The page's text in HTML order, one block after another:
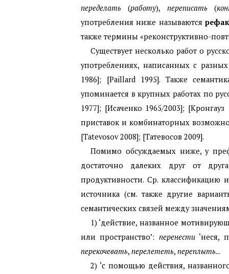
переделать(работу), переписать(
употребления ниже называются
также термины «реконструктивно-
Существует несколько работ о
употреблениях, написанных с
1986]; [Paillard 1995]. Также
упоминается в крупных работах по
1977]; [Исаченко 1965/2003];
приставок и комбинаторных
[Tatevosov2008]; [Татевосов 2009].
Помимо обсуждаемых ниже, у
достаточно далеких друг от
продуктивности. Ср. классификацию
источника (см. также другие
семантических связей между
1) ‘действие, названное
или пространство’: перенести‘неся,
перекочевать, перелететь, переплыть...
2) ‘с помощью действия,